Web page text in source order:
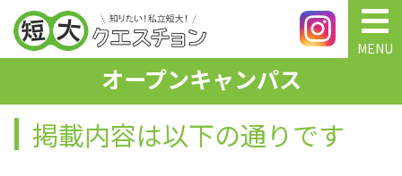
MENU
オープンキャンパス
掲載内容は以下の通りです